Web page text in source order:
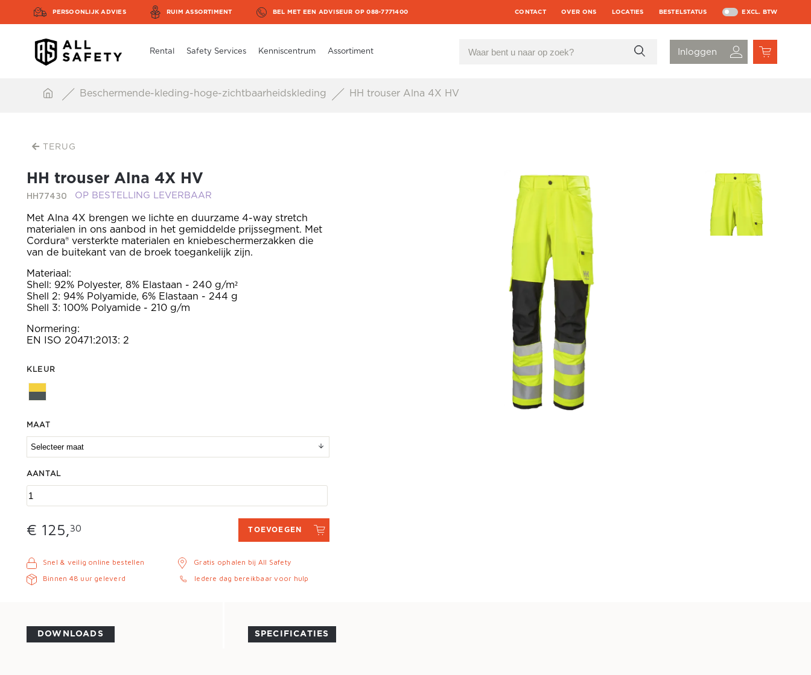
PERSOONLIJK ADVIES RUIM ASSORTIMENT BEL MET EEN ADVISEUR OP 088-7771400 CONTACT OVER ONS LOCATIES BESTELSTATUS EXCL. BTW
Rental Safety Services Kenniscentrum Assortiment
Beschermende-kleding-hoge-zichtbaarheidskleding HH trouser Alna 4X HV
TERUG
HH trouser Alna 4X HV
HH77430 OP BESTELLING LEVERBAAR
Met Alna 4X brengen we lichte en duurzame 4-way stretch
materialen in ons aanbod in het gemiddelde prijssegment. Met
Cordura® versterkte materialen en kniebeschermerzakken die
van de buitekant van de broek toegankelijk zijn.
Materiaal:
Shell: 92% Polyester, 8% Elastaan - 240 g/m²
Shell 2: 94% Polyamide, 6% Elastaan - 244 g
Shell 3: 100% Polyamide - 210 g/m
Normering:
EN ISO 20471:2013: 2
KLEUR
MAAT
AANTAL
€ 125,30 TOEVOEGEN
Snel & veilig online bestellen
Binnen 48 uur geleverd
Gratis ophalen bij All Safety
Iedere dag bereikbaar voor hulp
DOWNLOADS SPECIFICATIES